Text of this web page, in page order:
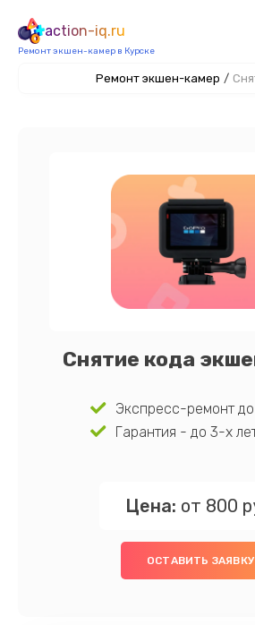
action-iq.ru
Ремонт экшен-камер в Курске
Ремонт экшен-камер /
Снятие кода
Экспресс-ремонт до
Гарантия - до 3-х
Цена: от 800
ОСТАВИТЬ ЗАЯВКУ